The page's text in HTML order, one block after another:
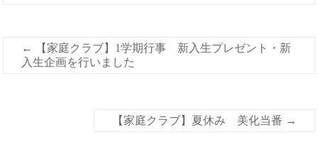
←
【家庭クラブ】1学期行事 新入生プレゼント・新
入生企画を行いました
【家庭クラブ】夏休み 美化当番 →